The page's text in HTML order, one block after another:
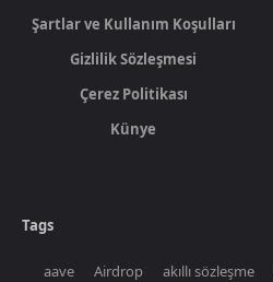
Şartlar ve Kullanım Koşulları
Gizlilik Sözleşmesi
Çerez Politikası
Künye
Tags
aave Airdrop akıllı sözleşme